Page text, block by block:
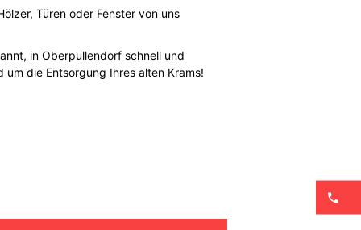
Türen oder Fenster von uns
in Oberpullendorf schnell und
die Entsorgung Ihres alten Krams!